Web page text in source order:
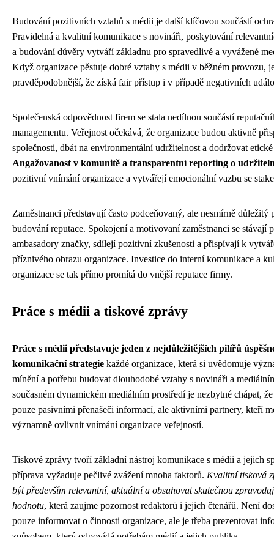
Budování pozitivních vztahů s médii je další klíčovou součástí
Pravidelná a kvalitní komunikace s novináři, poskytování
a budování důvěry vytváří základnu pro spravedlivé a vyvážené
Když organizace pěstuje dobré vztahy s médii v běžném provozu,
pravděpodobnější, že získá fair přístup i v případě negativních
Společenská odpovědnost firem se stala nedílnou součástí
managementu. Veřejnost očekává, že organizace budou aktivně
společnosti, dbát na environmentální udržitelnost a dodržovat
Angažovanost v komunitě a transparentní reporting o
pozitivní vnímání organizace a vytvářejí emocionální vazbu se
Zaměstnanci představují často podceňovaný, ale nesmírně důležitý
budování reputace. Spokojení a motivovaní zaměstnanci se stávají
ambasadory značky, sdílejí pozitivní zkušenosti a přispívají k
příznivého obrazu organizace. Investice do interní komunikace a
organizace se tak přímo promítá do vnější reputace firmy.
Práce s médii a tiskové zprávy
Práce s médii představuje jeden z nejdůležitějších pilířů
komunikační strategie každé organizace, která si uvědomuje
mínění a potřebu budovat dlouhodobé vztahy s novináři a
současném dynamickém mediálním prostředí je nezbytné chápat,
pouze pasivními přenašeči informací, ale aktivními partnery, kteří
významně ovlivnit vnímání organizace veřejností.
Tiskové zprávy tvoří základní nástroj komunikace s médii a jejich
příprava vyžaduje pečlivé zvážení mnoha faktorů. Kvalitní tisková
být především relevantní, aktuální a obsahovat skutečnou
hodnotu, která zaujme pozornost redaktorů i jejich čtenářů. Není
pouze informovat o činnosti organizace, ale je třeba prezentovat